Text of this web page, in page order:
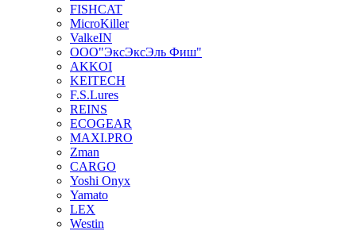
FISHCAT
MicroKiller
ValkeIN
ООО"ЭксЭксЭль Фиш"
AKKOI
KEITECH
F.S.Lures
REINS
ECOGEAR
MAXI.PRO
Zman
CARGO
Yoshi Onyx
Yamato
LEX
Westin